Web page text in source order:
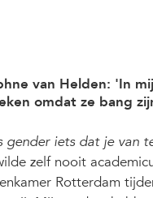
van Helden: 'In
omdat ze bang
gender iets dat je van
zelf nooit
Rotterdam